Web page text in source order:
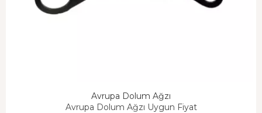
Avrupa Dolum Ağzı
Avrupa Dolum Ağzı Uygun Fiyat